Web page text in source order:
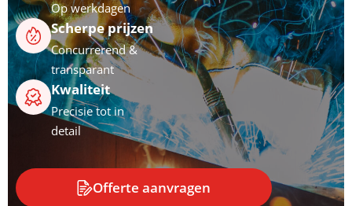
Op werkdagen
Scherpe prijzen
Concurrerend &
transparant
Kwaliteit
Precisie tot in
detail
Offerte aanvragen